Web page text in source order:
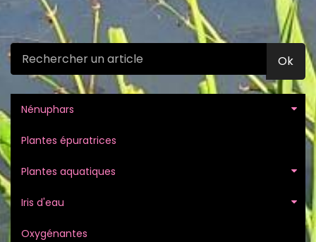
Ok
Nénuphars
Plantes épuratrices
Plantes aquatiques
Iris d'eau
Oxygénantes